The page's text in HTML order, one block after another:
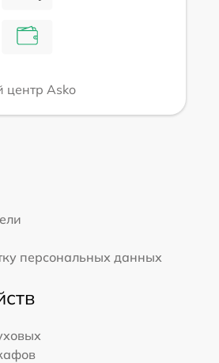
Asko
персональных данных